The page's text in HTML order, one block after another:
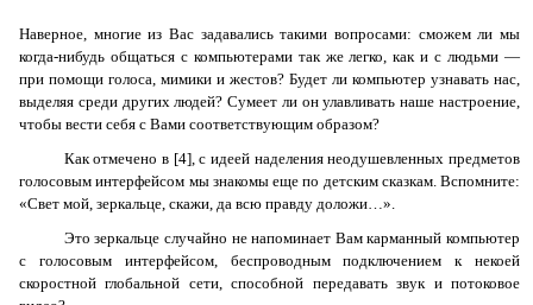
Наверное, многие из Вас задавались такими вопросами: сможем ли мы
когда-нибудь общаться с компьютерами так же легко, как и с людьми —
при помощи голоса, мимики и жестов? Будет ли компьютер узнавать нас,
выделяя среди других людей? Сумеет ли он улавливать наше настроение,
чтобы вести себя с Вами соответствующим образом?
Как отмечено в [4], с идеей наделения неодушевленных предметов
голосовым интерфейсом мы знакомы еще по детским сказкам. Вспомните:
«Свет мой, зеркальце, скажи, да всю правду доложи…».
Это зеркальце случайно не напоминает Вам карманный компьютер
с голосовым интерфейсом, беспроводным подключением к некоей
скоростной глобальной сети, способной передавать звук и потоковое